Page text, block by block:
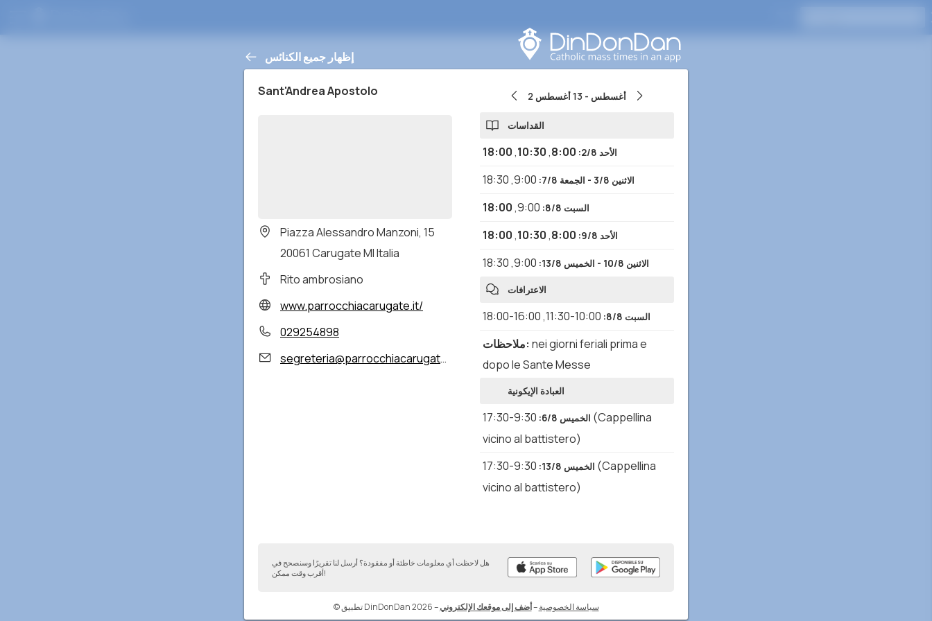
إظهار جميع الكنائس
Sant'Andrea Apostolo
Piazza Alessandro Manzoni, 15
20061 Carugate MI Italia
Rito ambrosiano
www.parrocchiacarugate.it/
029254898
segreteria@parrocchiacarugate.it
2 أغسطس - 13 أغسطس
القداسات
الأحد 2/8 :
8:00
,
10:30
,
18:00
الاثنين 3/8 - الجمعة 7/8 :
9:00
,
18:30
السبت 8/8 :
9:00
,
18:00
الأحد 9/8 :
8:00
,
10:30
,
18:00
الاثنين 10/8 - الخميس 13/8 :
9:00
,
18:30
الاعترافات
السبت 8/8 :
10:00-11:30
,
16:00-18:00
ملاحظات: nei giorni feriali prima e
dopo le Sante Messe
العبادة الإيكونية
الخميس 6/8 :
9:30-17:30
(Cappellina
vicino al battistero)
الخميس 13/8 :
9:30-17:30
(Cappellina
vicino al battistero)
هل لاحظت أي معلومات خاطئة أو مفقودة؟ أرسل لنا تقريرًا وسنصحح في
أقرب وقت ممكن!
© تطبيق DinDonDan 2026– سياسة الخصوصية –أضف إلى موقعك الإلكتروني